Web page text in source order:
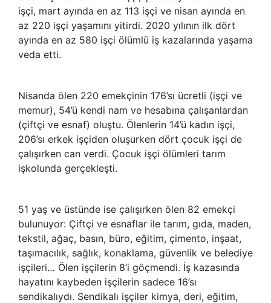
işçi, mart ayında en az 113 işçi ve nisan ayında en
az 220 işçi yaşamını yitirdi. 2020 yılının ilk dört
ayında en az 580 işçi ölümlü iş kazalarında yaşama
veda etti.
Nisanda ölen 220 emekçinin 176’sı ücretli (işçi ve
memur), 54’ü kendi nam ve hesabına çalışanlardan
(çiftçi ve esnaf) oluştu. Ölenlerin 14’ü kadın işçi,
206’sı erkek işçiden oluşurken dört çocuk işçi de
çalışırken can verdi. Çocuk işçi ölümleri tarım
işkolunda gerçekleşti.
51 yaş ve üstünde ise çalışırken ölen 82 emekçi
bulunuyor: Çiftçi ve esnaflar ile tarım, gıda, maden,
tekstil, ağaç, basın, büro, eğitim, çimento, inşaat,
taşımacılık, sağlık, konaklama, güvenlik ve belediye
işçileri… Ölen işçilerin 8’i göçmendi. İş kazasında
hayatını kaybeden işçilerin sadece 16’sı
sendikalıydı. Sendikalı işçiler kimya, deri, eğitim,